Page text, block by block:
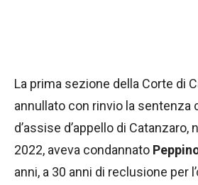
La prima sezione della Corte di
annullato con rinvio la sentenza
d’assise d’appello di Catanzaro,
2022, aveva condannato
anni, a 30 anni di reclusione per